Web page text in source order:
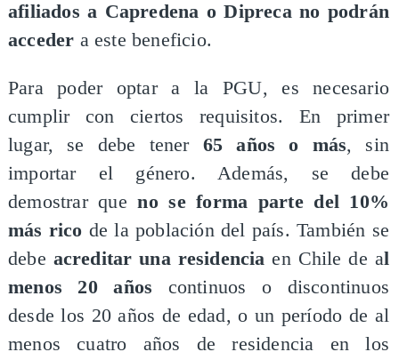
afiliados a Capredena o Dipreca no podrán
acceder a este beneficio.
Para poder optar a la PGU, es necesario
cumplir con ciertos requisitos. En primer
lugar, se debe tener 65 años o más, sin
importar el género. Además, se debe
demostrar que no se forma parte del 10%
más rico de la población del país. También se
debe acreditar una residencia en Chile de al
menos 20 años continuos o discontinuos
desde los 20 años de edad, o un período de al
menos cuatro años de residencia en los